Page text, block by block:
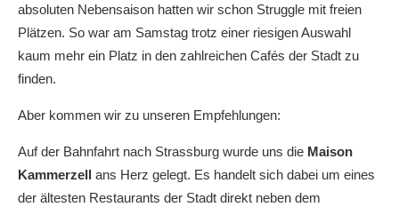
absoluten Nebensaison hatten wir schon Struggle mit freien
Plätzen. So war am Samstag trotz einer riesigen Auswahl
kaum mehr ein Platz in den zahlreichen Cafés der Stadt zu
finden.
Aber kommen wir zu unseren Empfehlungen:
Auf der Bahnfahrt nach Strassburg wurde uns die Maison
Kammerzell ans Herz gelegt. Es handelt sich dabei um eines
der ältesten Restaurants der Stadt direkt neben dem